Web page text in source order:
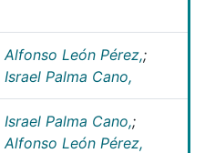
Alfonso León Pérez,;
Israel Palma Cano,
Israel Palma Cano,;
Alfonso León Pérez,